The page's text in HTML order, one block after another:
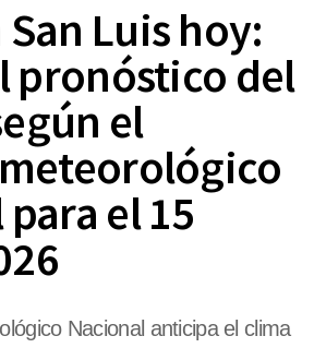
Luis hoy:
pronóstico del
el
el 15
Nacional anticipa el clima